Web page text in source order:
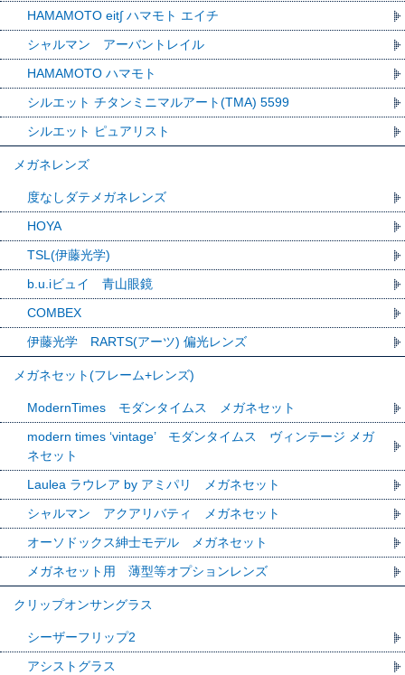
HAMAMOTO eit∫ ハマモト エイチ
シャルマン アーバントレイル
HAMAMOTO ハマモト
シルエット チタンミニマルアート(TMA) 5599
シルエット ピュアリスト
メガネレンズ
度なしダテメガネレンズ
HOYA
TSL(伊藤光学)
b.u.iビュイ 青山眼鏡
COMBEX
伊藤光学 RARTS(アーツ) 偏光レンズ
メガネセット(フレーム+レンズ)
ModernTimes モダンタイムス メガネセット
modern times ‘vintage’ モダンタイムス ヴィンテージ メガ
ネセット
Laulea ラウレア by アミパリ メガネセット
シャルマン アクアリバティ メガネセット
オーソドックス紳士モデル メガネセット
メガネセット用 薄型等オプションレンズ
クリップオンサングラス
シーザーフリップ2
アシストグラス